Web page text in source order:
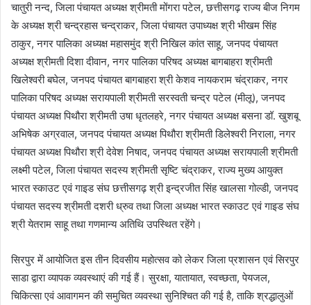
चातुरी नन्द, जिला पंचायत अध्यक्ष श्रीमती मोंगरा पटेल, छत्तीसगढ़ राज्य बीज निगम
के अध्यक्ष श्री चन्द्रहास चन्द्राकर, जिला पंचायत उपाध्यक्ष श्री भीखम सिंह
ठाकुर, नगर पालिका अध्यक्ष महासमुंद श्री निखिल कांत साहू, जनपद पंचायत
अध्यक्ष श्रीमती दिशा दीवान, नगर पालिका परिषद अध्यक्ष बागबाहरा श्रीमती
खिलेश्वरी बघेल, जनपद पंचायत बागबाहरा श्री केशव नायकराम चंद्राकर, नगर
पालिका परिषद अध्यक्ष सरायपाली श्रीमती सरस्वती चन्द्र पटेल (मीलू), जनपद
पंचायत अध्यक्ष पिथौरा श्रीमती उषा धृतलहरे, नगर पंचायत अध्यक्ष बसना डॉ. खुशबू
अभिषेक अग्रवाल, जनपद पंचायत अध्यक्ष पिथौरा श्रीमती डिलेश्वरी निराला, नगर
पंचायत अध्यक्ष पिथौरा श्री देवेश निषाद, जनपद पंचायत अध्यक्ष सरायपाली श्रीमती
लक्ष्मी पटेल, जिला पंचायत सदस्य श्रीमती सृष्टि चंद्राकर, राज्य मुख्य आयुक्त
भारत स्काउट एवं गाइड संघ छत्तीसगढ़ श्री इन्द्रजीत सिंह खालसा गोल्डी, जनपद
पंचायत सदस्य श्रीमती दशरी ध्रुव तथा जिला अध्यक्ष भारत स्काउट एवं गाइड संघ
श्री येतराम साहू तथा गणमान्य अतिथि उपस्थित रहेंगे।
सिरपुर में आयोजित इस तीन दिवसीय महोत्सव को लेकर जिला प्रशासन एवं सिरपुर
साडा द्वारा व्यापक व्यवस्थाएं की गई हैं। सुरक्षा, यातायात, स्वच्छता, पेयजल,
चिकित्सा एवं आवागमन की समुचित व्यवस्था सुनिश्चित की गई है, ताकि श्रद्धालुओं